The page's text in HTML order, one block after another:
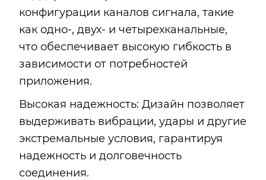
конфигурации каналов сигнала, такие
как одно-, двух- и четырехканальные,
что обеспечивает высокую гибкость в
зависимости от потребностей
приложения.
Высокая надежность: Дизайн позволяет
выдерживать вибрации, удары и другие
экстремальные условия, гарантируя
надежность и долговечность
соединения.